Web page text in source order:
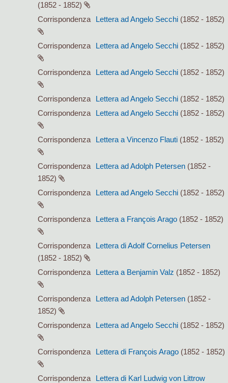
(1852 - 1852)
Corrispondenza
Lettera ad Angelo Secchi (1852 - 1852)
Corrispondenza Lettera ad Angelo Secchi (1852 - 1852)
Corrispondenza Lettera ad Angelo Secchi (1852 - 1852)
Corrispondenza Lettera ad Angelo Secchi (1852 - 1852)
Corrispondenza
Lettera ad Angelo Secchi (1852 - 1852)
Corrispondenza Lettera a Vincenzo Flauti (1852 - 1852)
Corrispondenza Lettera ad Adolph Petersen (1852 -
1852)
Corrispondenza
Lettera ad Angelo Secchi (1852 - 1852)
Corrispondenza Lettera a François Arago (1852 - 1852)
Corrispondenza
Lettera di Adolf Cornelius Petersen
(1852 - 1852)
Corrispondenza
Lettera a Benjamin Valz (1852 - 1852)
Corrispondenza Lettera ad Adolph Petersen (1852 -
1852)
Corrispondenza
Lettera ad Angelo Secchi (1852 - 1852)
Corrispondenza Lettera di François Arago (1852 - 1852)
Corrispondenza
Lettera di Karl Ludwig von Littrow